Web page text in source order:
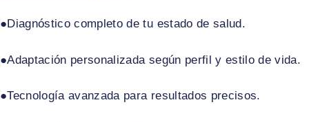
●Diagnóstico completo de tu estado de salud.​
●Adaptación personalizada según perfil y estilo de vida.​
●Tecnología avanzada para resultados precisos.​